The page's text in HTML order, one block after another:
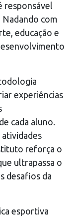
responsável
com
educação e
experiências
cada aluno.
atividades
reforça o
ultrapassa o
desafios da
esportiva